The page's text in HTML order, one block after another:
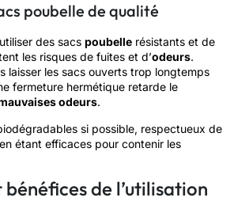
poubelle de qualité
des sacs poubelle résistants et de
les risques de fuites et d’odeurs.
laisser les sacs ouverts trop longtemps
fermeture hermétique retarde le
odeurs.
si possible, respectueux de
étant efficaces pour contenir les
de l’utilisation